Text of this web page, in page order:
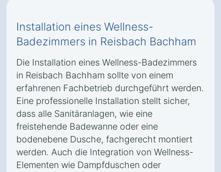
Installation eines Wellness-
Badezimmers in Reisbach Bachham
Die Installation eines Wellness-Badezimmers
in Reisbach Bachham sollte von einem
erfahrenen Fachbetrieb durchgeführt werden.
Eine professionelle Installation stellt sicher,
dass alle Sanitäranlagen, wie eine
freistehende Badewanne oder eine
bodenebene Dusche, fachgerecht montiert
werden. Auch die Integration von Wellness-
Elementen wie Dampfduschen oder